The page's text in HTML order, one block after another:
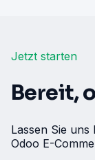
Jetzt starten
Bereit,
Lassen Sie
Odoo E-